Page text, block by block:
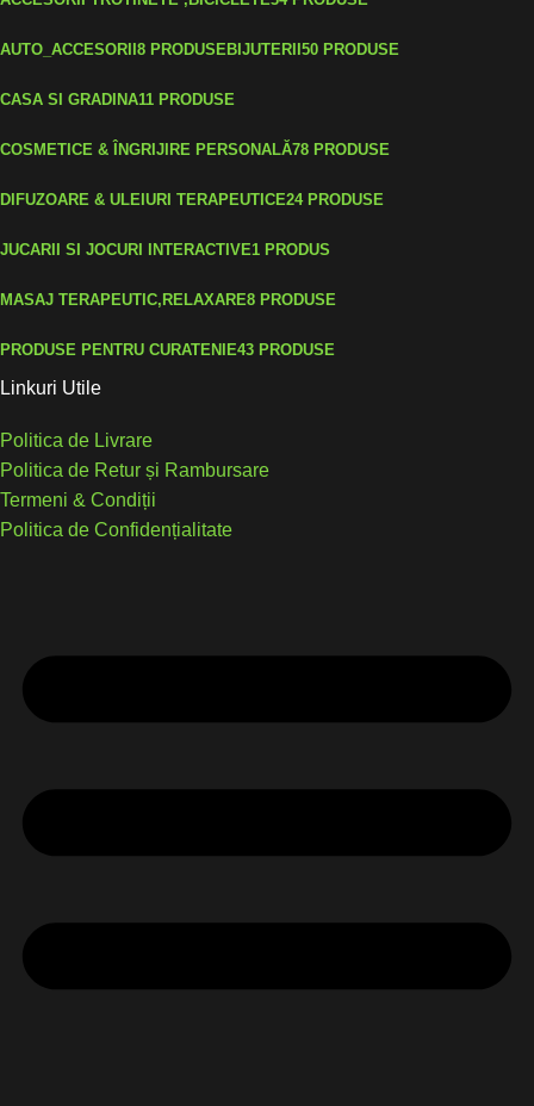
AUTO_ACCESORII8 PRODUSEBIJUTERII50 PRODUSE
CASA SI GRADINA11 PRODUSE
COSMETICE & ÎNGRIJIRE PERSONALĂ78 PRODUSE
DIFUZOARE & ULEIURI TERAPEUTICE24 PRODUSE
JUCARII SI JOCURI INTERACTIVE1 PRODUS
MASAJ TERAPEUTIC,RELAXARE8 PRODUSE
PRODUSE PENTRU CURATENIE43 PRODUSE
Linkuri Utile
Politica de Livrare
Politica de Retur și Rambursare
Termeni & Condiții
Politica de Confidențialitate